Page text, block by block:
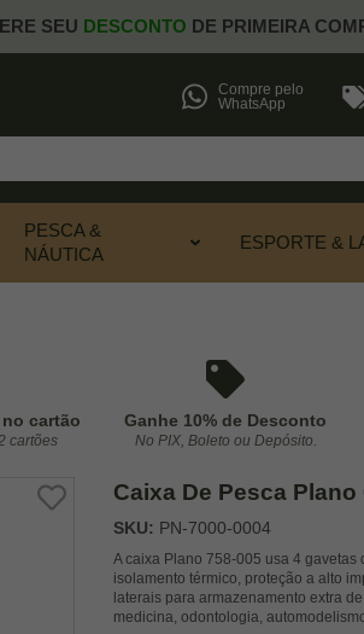
SEU DESCONTO DE PRIMEIRA
Compre pelo
WhatsApp
PESCA &
NÁUTICA
ESPORTE &
no cartão
cartões
Ganhe 10% de Desconto
No PIX, Boleto ou Depósito.
Caixa De Pesca
SKU: PN-7000-0004
A caixa Plano 758-005 usa 4
isolamento térmico, proteção a alto
laterais para armazenamento extra
medicina, odontologia,